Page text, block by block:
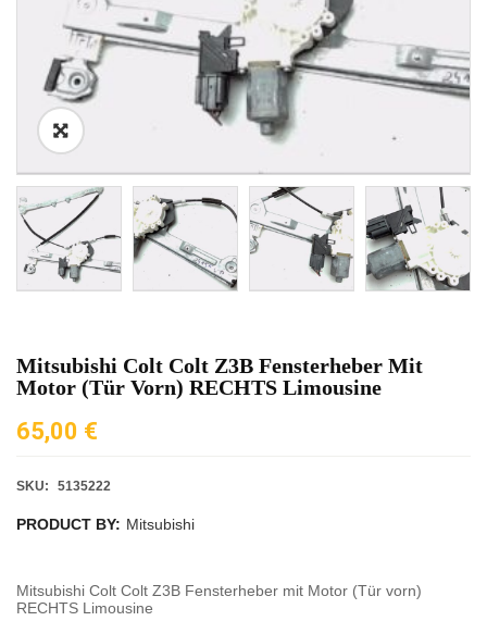
Mitsubishi Colt Colt Z3B Fensterheber Mit
Motor (Tür Vorn) RECHTS Limousine
65,00 €
SKU: 5135222
PRODUCT BY: Mitsubishi
Mitsubishi Colt Colt Z3B Fensterheber mit Motor (Tür vorn)
RECHTS Limousine